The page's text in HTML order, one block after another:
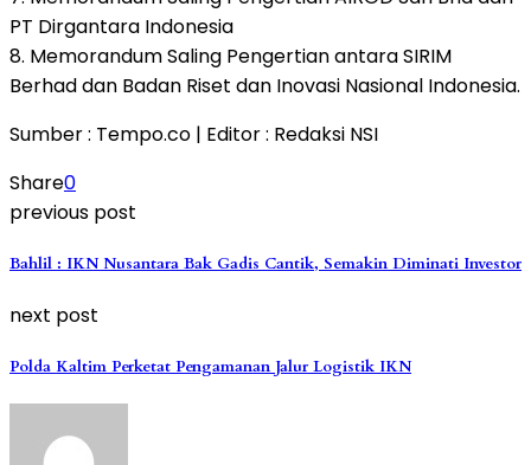
PT Dirgantara Indonesia
8. Memorandum Saling Pengertian antara SIRIM
Berhad dan Badan Riset dan Inovasi Nasional Indonesia.
Sumber : Tempo.co | Editor : Redaksi NSI
Share0
previous post
Bahlil : IKN Nusantara Bak Gadis Cantik, Semakin Diminati Investor
next post
Polda Kaltim Perketat Pengamanan Jalur Logistik IKN